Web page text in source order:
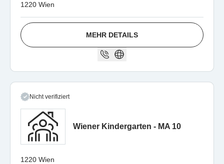
1220 Wien
MEHR DETAILS
Nicht verifiziert
Wiener Kindergarten - MA 10
1220 Wien